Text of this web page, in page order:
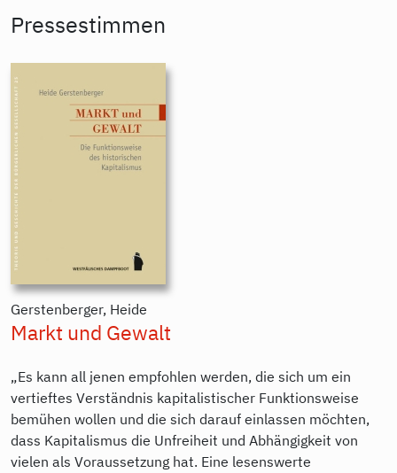
Pressestimmen
Gerstenberger, Heide
Markt und Gewalt
„Es kann all jenen empfohlen werden, die sich um ein
vertieftes Verständnis kapitalistischer Funktionsweise
bemühen wollen und die sich darauf einlassen möchten,
dass Kapitalismus die Unfreiheit und Abhängigkeit von
vielen als Voraussetzung hat. Eine lesenswerte